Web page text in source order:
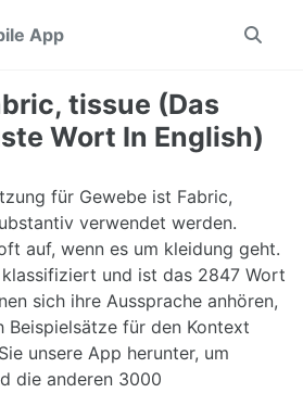
App
Toggle
tissue (Das
Wort In English)
für Gewebe ist Fabric,
verwendet werden.
auf, wenn es um kleidung geht.
und ist das 2847 Wort
sich ihre Aussprache anhören,
Beispielsätze für den Kontext
unsere App herunter, um
die anderen 3000